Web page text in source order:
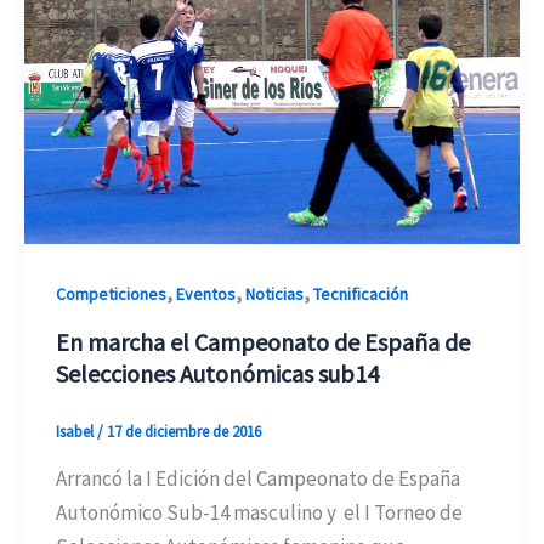
Competiciones,Eventos,Noticias,Tecnificación
En marcha el Campeonato de España de
Selecciones Autonómicas sub14
Isabel/ 17 de diciembre de 2016
Arrancó la I Edición del Campeonato de España
Autonómico Sub-14 masculino y el I Torneo de